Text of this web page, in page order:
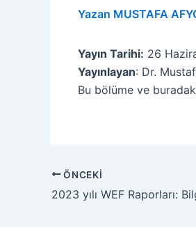
Yazan MUSTAFA
Yayın Tarihi: 26
Yayınlayan: Dr.
Bu bölüme ve
ÖNCEKI